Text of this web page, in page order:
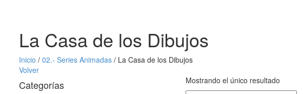
La Casa de los Dibujos
Inicio / 02.- Series Animadas / La Casa de los Dibujos
Volver
Mostrando el único resultado
Categorías